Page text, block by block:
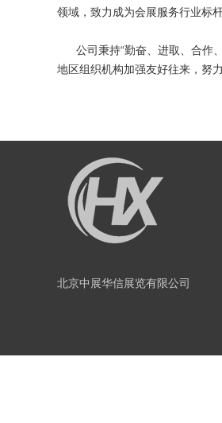
领域，致力成为会展服务行业标杆
公司秉持“勤奋、进取、合作、
地区组织机构加强友好往来，努
北京中展华信展览有限公司